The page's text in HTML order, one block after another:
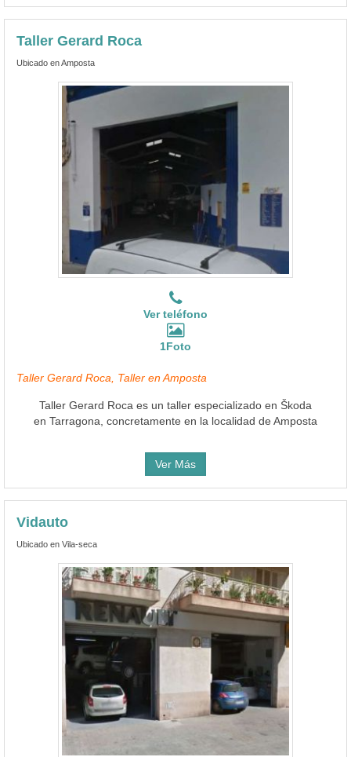
Taller Gerard Roca
Ubicado en Amposta
Ver teléfono
1Foto
Taller Gerard Roca, Taller en Amposta
Taller Gerard Roca es un taller especializado en Škoda
en Tarragona, concretamente en la localidad de Amposta
Ver Más
Vidauto
Ubicado en Vila-seca